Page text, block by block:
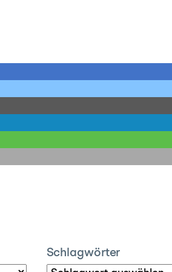
Schlagwörter